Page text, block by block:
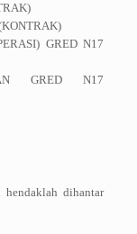
GRED N17
GRED N17
dihantar